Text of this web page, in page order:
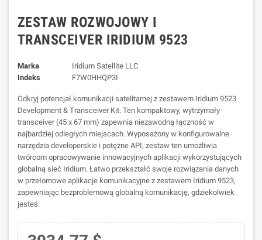
ZESTAW ROZWOJOWY I
TRANSCEIVER IRIDIUM 9523
Marka
Iridium Satellite LLC
Indeks
F7W0HHQP3I
Odkryj potencjał komunikacji satelitarnej z zestawem Iridium 9523
Development & Transceiver Kit. Ten kompaktowy, wytrzymały
transceiver (45 x 67 mm) zapewnia niezawodną łączność w
najbardziej odległych miejscach. Wyposażony w konfigurowalne
narzędzia developerskie i potężne API, zestaw ten umożliwia
twórcom opracowywanie innowacyjnych aplikacji wykorzystujących
globalną sieć Iridium. Łatwo przekształć swoje rozwiązania danych
w przełomowe aplikacje komunikacyjne z zestawem Iridium 9523,
zapewniając bezproblemową globalną komunikację, gdziekolwiek
jesteś.